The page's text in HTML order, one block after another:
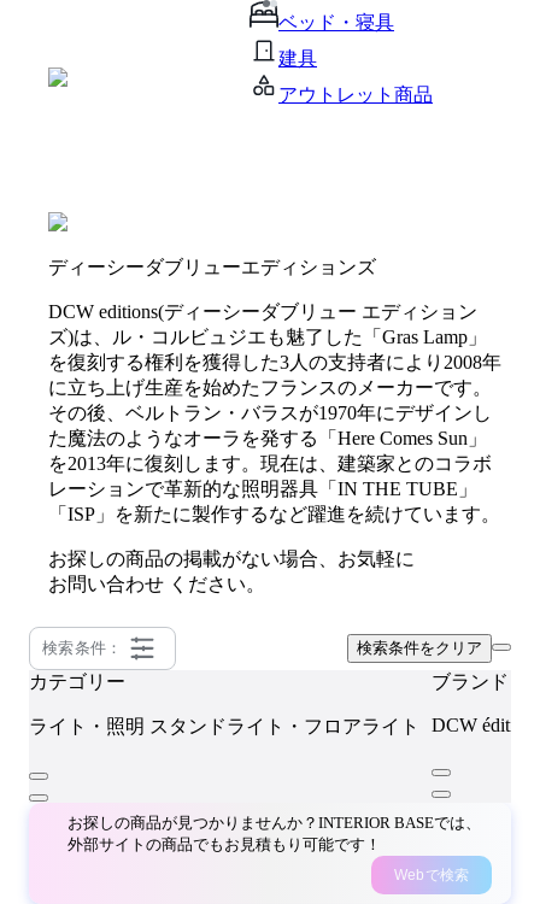
ベッド・寝具
建具
アウトレット商品
ディーシーダブリューエディションズ
DCW editions(ディーシーダブリュー エディション
ズ)は、ル・コルビュジエも魅了した「Gras Lamp」
を復刻する権利を獲得した3人の支持者により2008年
に立ち上げ生産を始めたフランスのメーカーです。
その後、ベルトラン・バラスが1970年にデザインし
た魔法のようなオーラを発する「Here Comes Sun」
を2013年に復刻します。現在は、建築家とのコラボ
レーションで革新的な照明器具「IN THE TUBE」
「ISP」を新たに製作するなど躍進を続けています。
お探しの商品の掲載がない場合、お気軽に
お問い合わせ ください。
検索条件： 検索条件をクリア
カテゴリー
ライト・照明 スタンドライト・フロアライト
ブランド
DCW éditions
お探しの商品が見つかりませんか？INTERIOR BASEでは、
外部サイトの商品でもお見積もり可能です！
Webで検索